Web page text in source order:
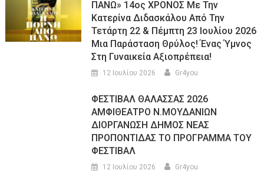
ΠΑΝΩ» 14ος ΧΡΟΝΟΣ Με Την
Κατερίνα Διδασκάλου Από Την
Τετάρτη 22 & Πέμπτη 23 Ιουλίου 2026
Μια Παράσταση Θρύλος! Ένας Ύμνος
Στη Γυναικεία Αξιοπρέπεια!
12 Ιουλίου 2026 Gr4you
ΦΕΣΤΙΒΑΛ ΘΑΛΑΣΣΑΣ 2026
ΑΜΦΙΘΕΑΤΡΟ Ν.ΜΟΥΔΑΝΙΩΝ
ΔΙΟΡΓΑΝΩΣΗ ΔΗΜΟΣ ΝΕΑΣ
ΠΡΟΠΟΝΤΙΔΑΣ ΤΟ ΠΡΟΓΡΑΜΜΑ ΤΟΥ
ΦΕΣΤΙΒΑΛ
12 Ιουλίου 2026 Gr4you